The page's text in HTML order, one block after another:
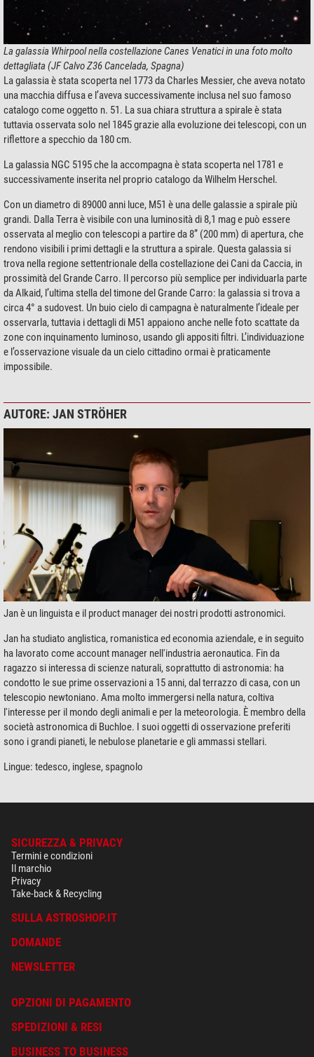
La galassia Whirpool nella costellazione Canes Venatici in una foto molto
dettagliata (JF Calvo Z36 Cancelada, Spagna)
La galassia è stata scoperta nel 1773 da Charles Messier, che aveva notato
una macchia diffusa e l’aveva successivamente inclusa nel suo famoso
catalogo come oggetto n. 51. La sua chiara struttura a spirale è stata
tuttavia osservata solo nel 1845 grazie alla evoluzione dei telescopi, con un
riflettore a specchio da 180 cm.
La galassia NGC 5195 che la accompagna è stata scoperta nel 1781 e
successivamente inserita nel proprio catalogo da Wilhelm Herschel.
Con un diametro di 89000 anni luce, M51 è una delle galassie a spirale più
grandi. Dalla Terra è visibile con una luminosità di 8,1 mag e può essere
osservata al meglio con telescopi a partire da 8” (200 mm) di apertura, che
rendono visibili i primi dettagli e la struttura a spirale. Questa galassia si
trova nella regione settentrionale della costellazione dei Cani da Caccia, in
prossimità del Grande Carro. Il percorso più semplice per individuarla parte
da Alkaid, l’ultima stella del timone del Grande Carro: la galassia si trova a
circa 4° a sudovest. Un buio cielo di campagna è naturalmente l’ideale per
osservarla, tuttavia i dettagli di M51 appaiono anche nelle foto scattate da
zone con inquinamento luminoso, usando gli appositi filtri. L’individuazione
e l’osservazione visuale da un cielo cittadino ormai è praticamente
impossibile.
AUTORE: JAN STRÖHER
Jan è un linguista e il product manager dei nostri prodotti astronomici.
Jan ha studiato anglistica, romanistica ed economia aziendale, e in seguito
ha lavorato come account manager nell'industria aeronautica. Fin da
ragazzo si interessa di scienze naturali, soprattutto di astronomia: ha
condotto le sue prime osservazioni a 15 anni, dal terrazzo di casa, con un
telescopio newtoniano. Ama molto immergersi nella natura, coltiva
l'interesse per il mondo degli animali e per la meteorologia. È membro della
società astronomica di Buchloe. I suoi oggetti di osservazione preferiti
sono i grandi pianeti, le nebulose planetarie e gli ammassi stellari.
Lingue: tedesco, inglese, spagnolo
SICUREZZA & PRIVACY
Termini e condizioni
Il marchio
Privacy
Take-back & Recycling
SULLA ASTROSHOP.IT
DOMANDE
NEWSLETTER
OPZIONI DI PAGAMENTO
SPEDIZIONI & RESI
BUSINESS TO BUSINESS